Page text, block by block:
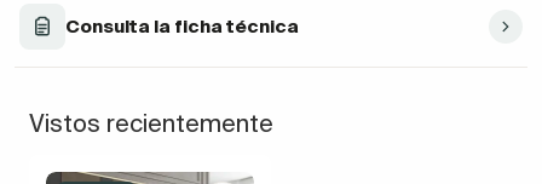
Consulta la ficha técnica
Vistos recientemente